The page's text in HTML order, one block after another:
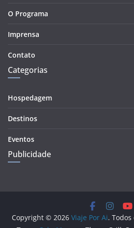
O Programa
Imprensa
Contato
Categorias
Hospedagem
Destinos
Eventos
Publicidade
Copyright © 2026 Viaje Por Ai.